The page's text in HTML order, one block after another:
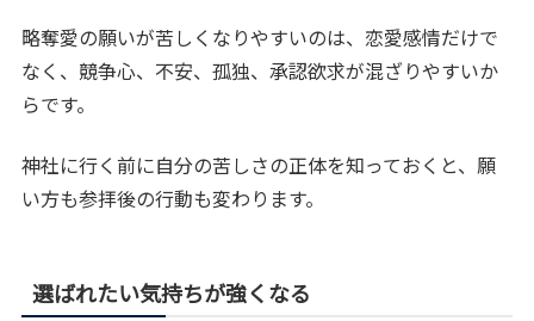
略奪愛の願いが苦しくなりやすいのは、恋愛感情だけで
なく、競争心、不安、孤独、承認欲求が混ざりやすいか
らです。
神社に行く前に自分の苦しさの正体を知っておくと、願
い方も参拝後の行動も変わります。
選ばれたい気持ちが強くなる